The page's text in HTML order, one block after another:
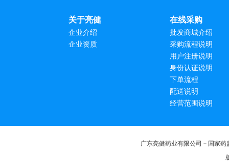
关于亮健
企业介绍
企业资质
在线采购
批发商城介绍
采购流程说明
用户注册说明
身份认证说明
下单流程
配送说明
经营范围说明
广东亮健药业有限公司－国家